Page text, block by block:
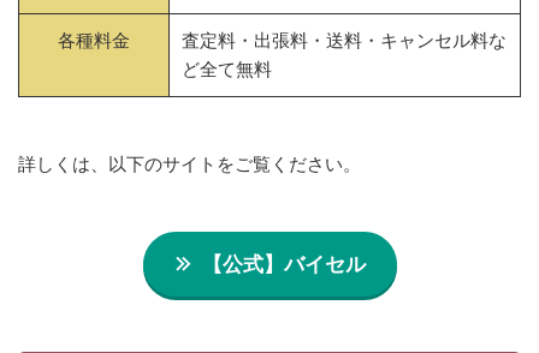
各種料金
査定料・出張料・送料・キャンセル料な
ど全て無料
詳しくは、以下のサイトをご覧ください。
【公式】バイセル